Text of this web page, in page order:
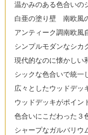
温かみのある色合いの
白亜の塗り壁 南欧風
アンティーク調南欧風
シンプルモダンなシカ
現代的なのに懐かしい
シックな色合いで統一
広々としたウッドデッ
ウッドデッキがポイン
色合いにこだわった３
シャープなガルバリウ